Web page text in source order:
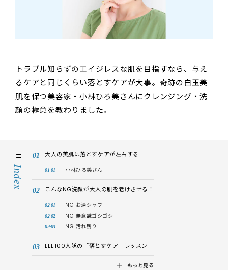
トラブル知らずのエイジレスな肌を目指すなら、与え
るケアと同じくらい落とすケアが大事。奇跡の白玉美
肌を保つ美容家・小林ひろ美さんにクレンジング・洗
顔の極意を教わりました。
Index
大人の美肌は落とすケアが左右する
小林ひろ美さん
こんなNG洗顔が大人の肌を老けさせる！
NG お湯シャワー
NG 無意識ゴシゴシ
NG 汚れ残り
LEE100人隊の「落とすケア」レッスン
もっと見る